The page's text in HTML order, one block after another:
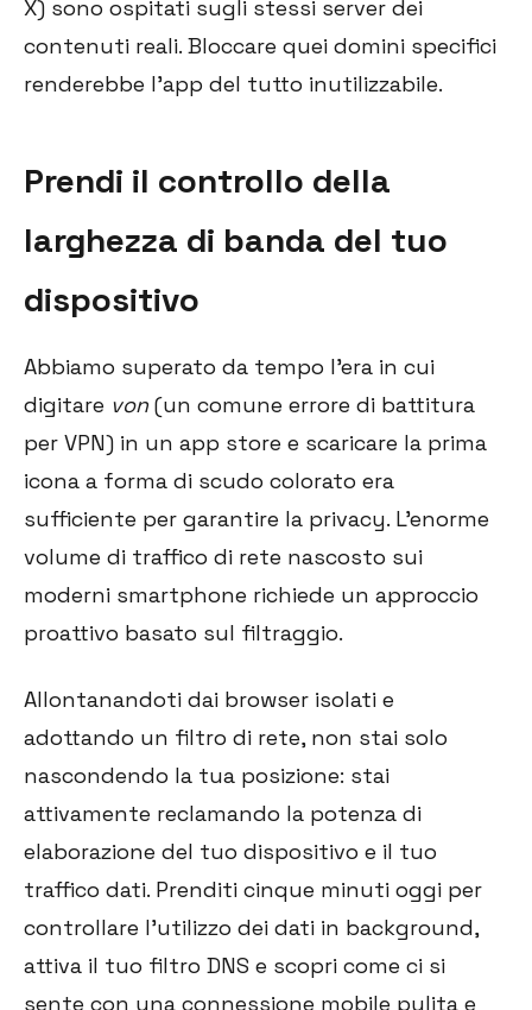
X) sono ospitati sugli stessi server dei
contenuti reali. Bloccare quei domini specifici
renderebbe l'app del tutto inutilizzabile.
Prendi il controllo della
larghezza di banda del tuo
dispositivo
Abbiamo superato da tempo l'era in cui
digitare von (un comune errore di battitura
per VPN) in un app store e scaricare la prima
icona a forma di scudo colorato era
sufficiente per garantire la privacy. L'enorme
volume di traffico di rete nascosto sui
moderni smartphone richiede un approccio
proattivo basato sul filtraggio.
Allontanandoti dai browser isolati e
adottando un filtro di rete, non stai solo
nascondendo la tua posizione: stai
attivamente reclamando la potenza di
elaborazione del tuo dispositivo e il tuo
traffico dati. Prenditi cinque minuti oggi per
controllare l'utilizzo dei dati in background,
attiva il tuo filtro DNS e scopri come ci si
sente con una connessione mobile pulita e